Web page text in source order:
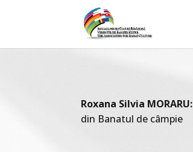
Roxana Silvia MORARU:
din Banatul de câmpie